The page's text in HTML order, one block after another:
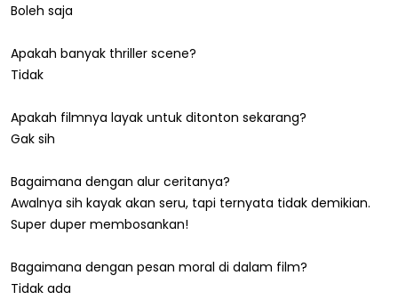
Boleh saja
Apakah banyak thriller scene?
Tidak
Apakah filmnya layak untuk ditonton sekarang?
Gak sih
Bagaimana dengan alur ceritanya?
Awalnya sih kayak akan seru, tapi ternyata tidak demikian.
Super duper membosankan!
Bagaimana dengan pesan moral di dalam film?
Tidak ada